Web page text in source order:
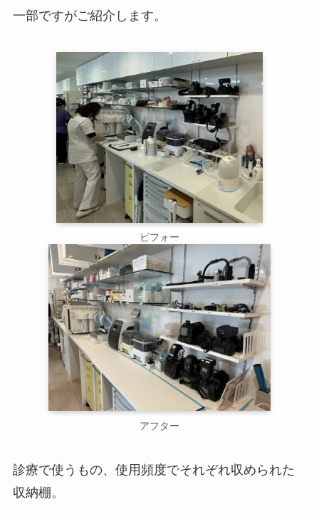
一部ですがご紹介します。
ビフォー
アフター
診療で使うもの、使用頻度でそれぞれ収められた
収納棚。